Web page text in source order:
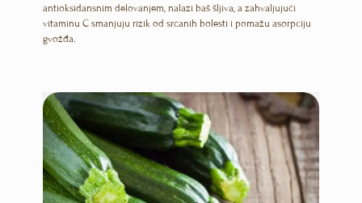
antioksidansnim delovanjem, nalazi baš šljiva, a zahvaljujući
vitaminu C smanjuju rizik od srčanih bolesti i pomažu asorpciju
gvožđa.